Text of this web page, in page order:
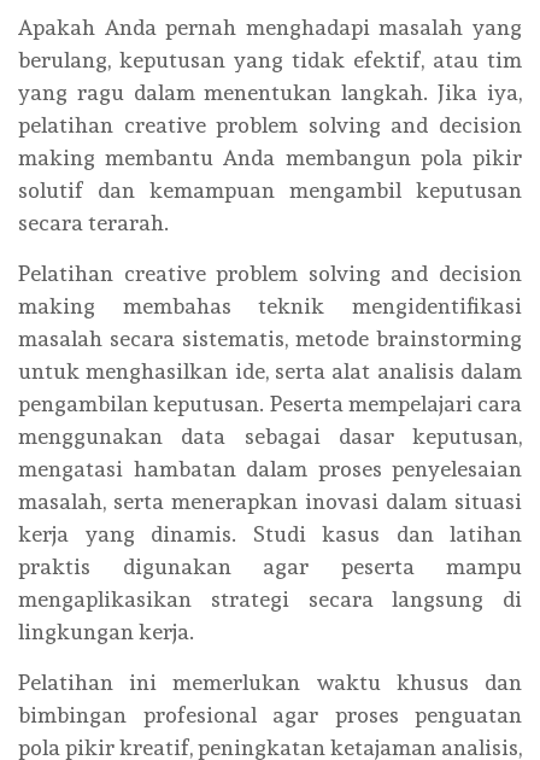
Apakah Anda pernah menghadapi masalah yang
berulang, keputusan yang tidak efektif, atau tim
yang ragu dalam menentukan langkah. Jika iya,
pelatihan creative problem solving and decision
making membantu Anda membangun pola pikir
solutif dan kemampuan mengambil keputusan
secara terarah.
Pelatihan creative problem solving and decision
making membahas teknik mengidentifikasi
masalah secara sistematis, metode brainstorming
untuk menghasilkan ide, serta alat analisis dalam
pengambilan keputusan. Peserta mempelajari cara
menggunakan data sebagai dasar keputusan,
mengatasi hambatan dalam proses penyelesaian
masalah, serta menerapkan inovasi dalam situasi
kerja yang dinamis. Studi kasus dan latihan
praktis digunakan agar peserta mampu
mengaplikasikan strategi secara langsung di
lingkungan kerja.
Pelatihan ini memerlukan waktu khusus dan
bimbingan profesional agar proses penguatan
pola pikir kreatif, peningkatan ketajaman analisis,